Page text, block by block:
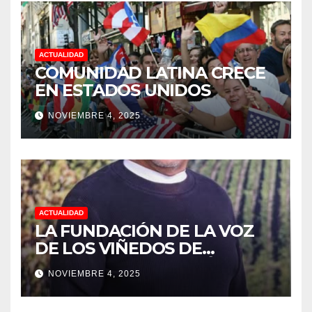
UVAS
ACTUALIDAD
COMUNIDAD LATINA CRECE
EN ESTADOS UNIDOS
NOVIEMBRE 4, 2025
ACTUALIDAD
LA FUNDACIÓN DE LA VOZ
DE LOS VIÑEDOS DE
SONOMA RECONOCIÓ A
CUATRO “ EMPLEADOS DEL
MES” POR SU LIDERAZGO Y
NOVIEMBRE 4, 2025